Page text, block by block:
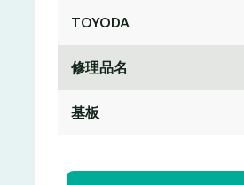
TOYODA
修理品名
基板